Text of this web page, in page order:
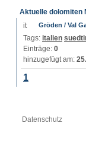
Aktuelle dolomiten
Gröden / Val
Tags: italien
Einträge: 0
hinzugefügt am:
1
Datenschutz